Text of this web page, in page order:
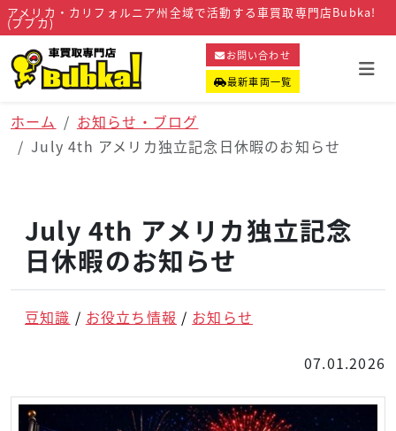
アメリカ・カリフォルニア州全域で活動する車買取専門店Bubka!
(ブブカ)
お問い合わせ
最新車両一覧
ホーム
お知らせ・ブログ
July 4th アメリカ独立記念日休暇のお知らせ
July 4th アメリカ独立記念
日休暇のお知らせ
豆知識 お役立ち情報 お知らせ
07.01.2026